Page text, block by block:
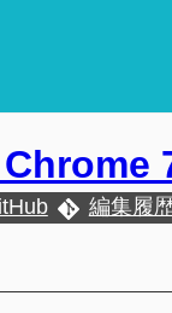
編集履